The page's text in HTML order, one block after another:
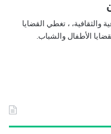
، تغطي القضايا
الأطفال والشباب.